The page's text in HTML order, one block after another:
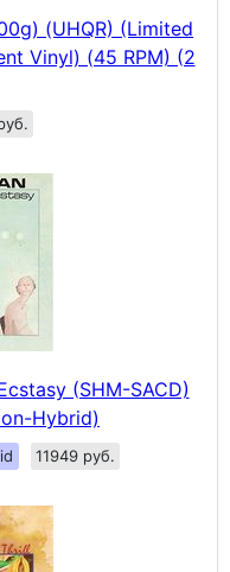
(UHQR) (Limited
Vinyl) (45 RPM) (2
(SHM-SACD)
Hybrid)
11949 руб.